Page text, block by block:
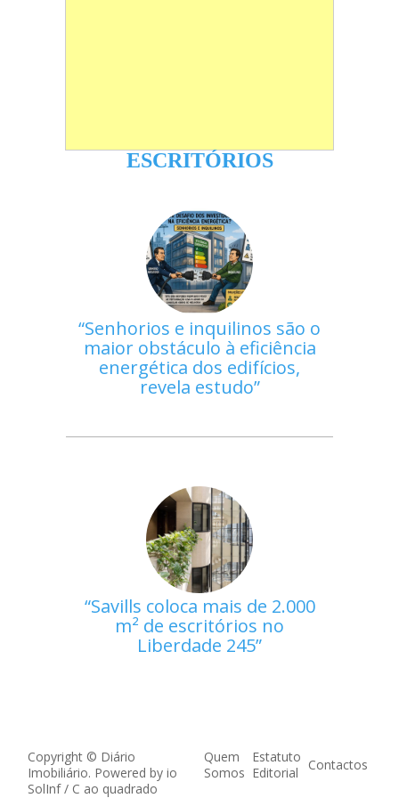
ESCRITÓRIOS
Senhorios e inquilinos são o
maior obstáculo à eficiência
energética dos edifícios,
revela estudo
Savills coloca mais de 2.000
m² de escritórios no
Liberdade 245
Copyright © Diário
Imobiliário. Powered by io
SolInf/ C ao quadrado
Quem
Somos
Estatuto
Editorial
Contactos